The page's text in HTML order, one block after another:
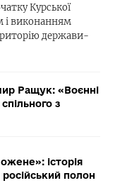
Курської
і виконанням
держави-
Ращук: «Воєнні
з
історія
полон